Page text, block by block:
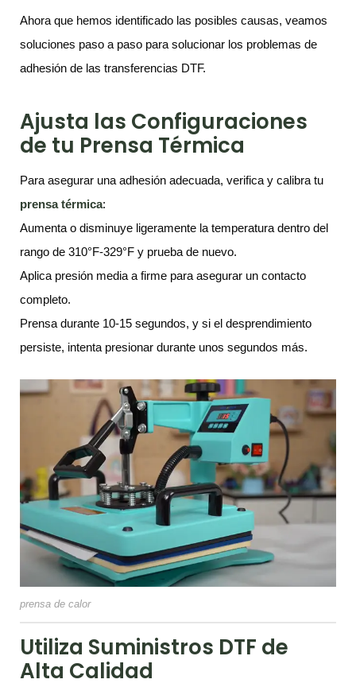
Ahora que hemos identificado las posibles causas, veamos
soluciones paso a paso para solucionar los problemas de
adhesión de las transferencias DTF.
Ajusta las Configuraciones
de tu Prensa Térmica
Para asegurar una adhesión adecuada, verifica y calibra tu
prensa térmica:
Aumenta o disminuye ligeramente la temperatura dentro del
rango de 310°F-329°F y prueba de nuevo.
Aplica presión media a firme para asegurar un contacto
completo.
Prensa durante 10-15 segundos, y si el desprendimiento
persiste, intenta presionar durante unos segundos más.
prensa de calor
Utiliza Suministros DTF de
Alta Calidad